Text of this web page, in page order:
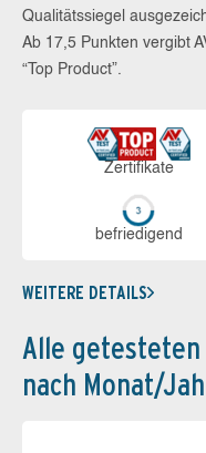
Qualitätssiegel
Ab 17,5 Punkten vergibt
“Top Product”.
Zerti­fikate
be­frie­di­gend
WEITERE DETAILS
Alle
nach Monat/